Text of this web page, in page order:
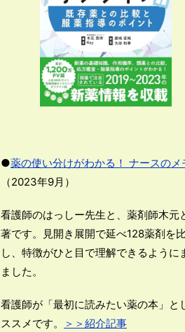
●薬の使い分けがわかる！ ナースのメ
（2023年9月）
看護師のはっしー先生と、薬剤師木元
著です。見開き展開で延べ128薬剤を
し、特徴がひと目で理解できるように
ました。
看護師が「最初に読みたい薬の本」と
ススメです。
＞＞紹介記事